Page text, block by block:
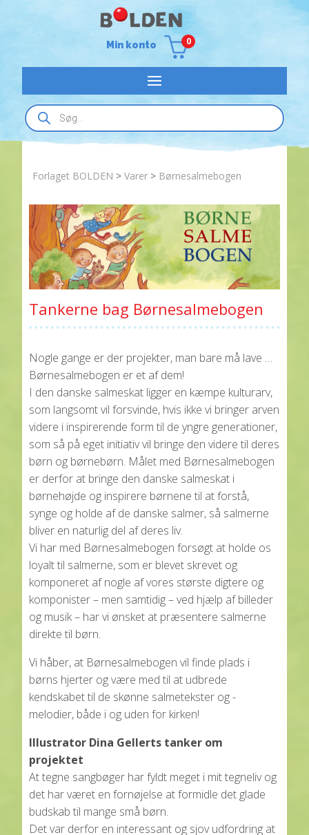
Min konto 0
Products
search
Forlaget BOLDEN >Varer > Børnesalmebogen
Tankerne bag Børnesalmebogen
Nogle gange er der projekter, man bare må lave …
Børnesalmebogen er et af dem!
I den danske salmeskat ligger en kæmpe kulturarv,
som langsomt vil forsvinde, hvis ikke vi bringer arven
videre i inspirerende form til de yngre generationer,
som så på eget initiativ vil bringe den videre til deres
børn og børnebørn. Målet med Børnesalmebogen
er derfor at bringe den danske salmeskat i
børnehøjde og inspirere børnene til at forstå,
synge og holde af de danske salmer, så salmerne
bliver en naturlig del af deres liv.
Vi har med Børnesalmebogen forsøgt at holde os
loyalt til salmerne, som er blevet skrevet og
komponeret af nogle af vores største digtere og
komponister – men samtidig – ved hjælp af billeder
og musik – har vi ønsket at præsentere salmerne
direkte til børn.
Vi håber, at Børnesalmebogen vil finde plads i
børns hjerter og være med til at udbrede
kendskabet til de skønne salmetekster og -
melodier, både i og uden for kirken!
Illustrator Dina Gellerts tanker om
projektet
At tegne sangbøger har fyldt meget i mit tegneliv og
det har været en fornøjelse at formidle det glade
budskab til mange små børn.
Det var derfor en interessant og sjov udfordring at